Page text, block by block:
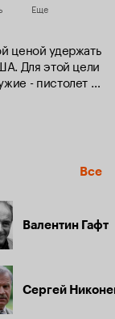
Еще
ценой удержать
Для этой цели
- пистолет
Все
Валентин Гафт
Сергей